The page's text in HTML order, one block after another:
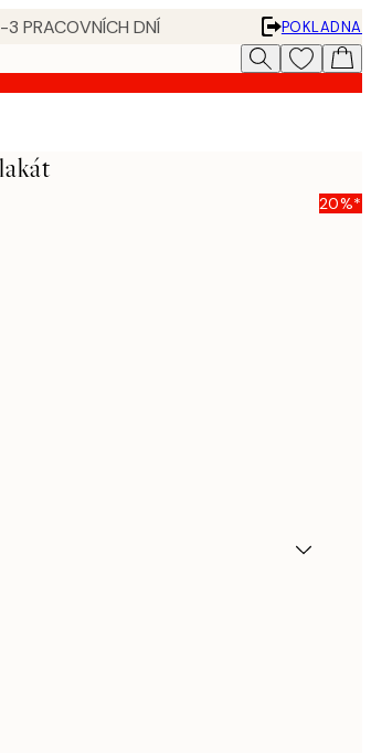
3 PRACOVNÍCH DNÍ
POKLADNA
20%*